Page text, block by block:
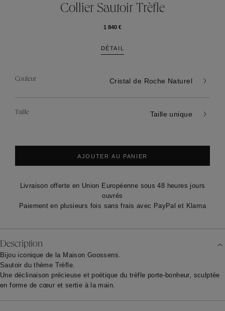
Collier Sautoir Trèfle
1 840 €
DÉTAIL
Couleur Cristal de Roche Naturel
Taille Taille unique
AJOUTER AU PANIER
Livraison offerte en Union Européenne sous 48 heures jours
ouvrés
Paiement en plusieurs fois sans frais avec PayPal et Klarna
Description
Bijou iconique de la Maison Goossens.
Sautoir du thème Trèfle.
Une déclinaison précieuse et poétique du trèfle porte-bonheur, sculptée
en forme de cœur et sertie à la main.